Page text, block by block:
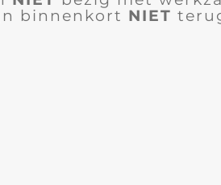
binnenkort NIET